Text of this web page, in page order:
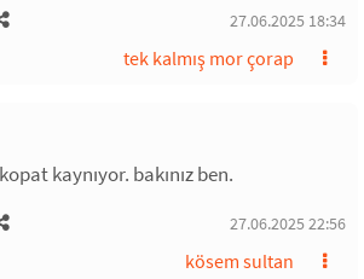
27.06.2025 18:34
tek kalmış mor çorap
kaynıyor. bakınız ben.
27.06.2025 22:56
kösem sultan